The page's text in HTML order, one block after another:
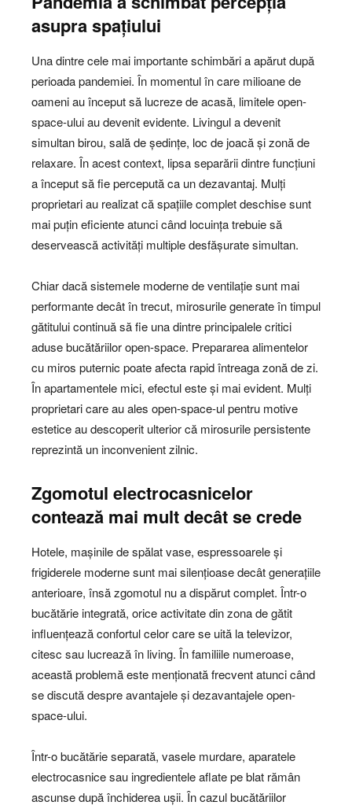
asupra spațiului
Una dintre cele mai importante schimbări a apărut după
perioada pandemiei. În momentul în care milioane de
oameni au început să lucreze de acasă, limitele open-
space-ului au devenit evidente. Livingul a devenit
simultan birou, sală de ședințe, loc de joacă și zonă de
relaxare. În acest context, lipsa separării dintre funcțiuni
a început să fie percepută ca un dezavantaj. Mulți
proprietari au realizat că spațiile complet deschise sunt
mai puțin eficiente atunci când locuința trebuie să
deservească activități multiple desfășurate simultan.
Chiar dacă sistemele moderne de ventilație sunt mai
performante decât în trecut, mirosurile generate în timpul
gătitului continuă să fie una dintre principalele critici
aduse bucătăriilor open-space. Prepararea alimentelor
cu miros puternic poate afecta rapid întreaga zonă de zi.
În apartamentele mici, efectul este și mai evident. Mulți
proprietari care au ales open-space-ul pentru motive
estetice au descoperit ulterior că mirosurile persistente
reprezintă un inconvenient zilnic.
Zgomotul electrocasnicelor
contează mai mult decât se crede
Hotele, mașinile de spălat vase, espressoarele și
frigiderele moderne sunt mai silențioase decât generațiile
anterioare, însă zgomotul nu a dispărut complet. Într-o
bucătărie integrată, orice activitate din zona de gătit
influențează confortul celor care se uită la televizor,
citesc sau lucrează în living. În familiile numeroase,
această problemă este menționată frecvent atunci când
se discută despre avantajele și dezavantajele open-
space-ului.
Într-o bucătărie separată, vasele murdare, aparatele
electrocasnice sau ingredientele aflate pe blat rămân
ascunse după închiderea ușii. În cazul bucătăriilor